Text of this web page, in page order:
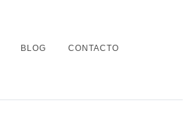
BLOG CONTACTO